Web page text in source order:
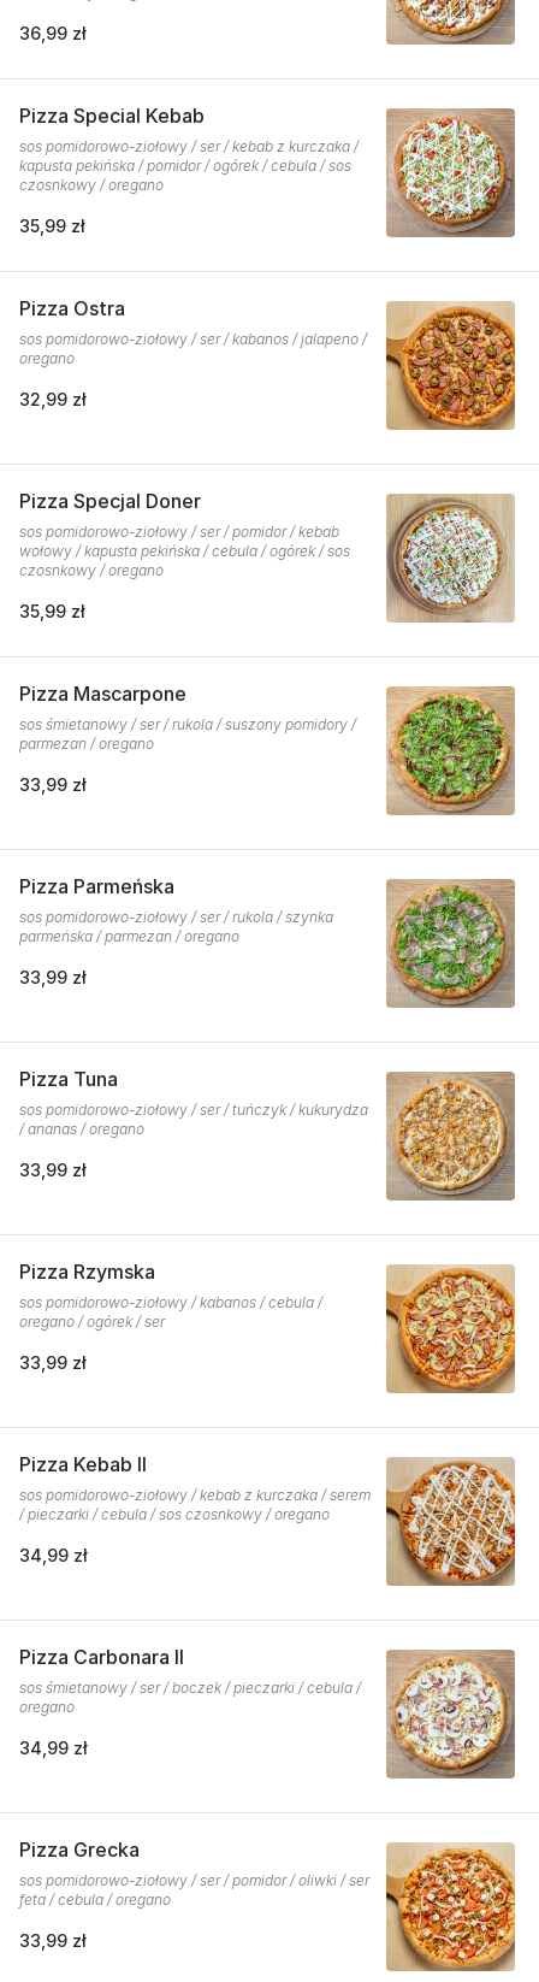
36,99 zł
Pizza Special Kebab
sos pomidorowo-ziołowy / ser / kebab z kurczaka /
kapusta pekińska / pomidor / ogórek / cebula / sos
czosnkowy / oregano
35,99 zł
Pizza Ostra
sos pomidorowo-ziołowy / ser / kabanos / jalapeno /
oregano
32,99 zł
Pizza Specjal Doner
sos pomidorowo-ziołowy / ser / pomidor / kebab
wołowy / kapusta pekińska / cebula / ogórek / sos
czosnkowy / oregano
35,99 zł
Pizza Mascarpone
sos śmietanowy / ser / rukola / suszony pomidory /
parmezan / oregano
33,99 zł
Pizza Parmeńska
sos pomidorowo-ziołowy / ser / rukola / szynka
parmeńska / parmezan / oregano
33,99 zł
Pizza Tuna
sos pomidorowo-ziołowy / ser / tuńczyk / kukurydza
/ ananas / oregano
33,99 zł
Pizza Rzymska
sos pomidorowo-ziołowy / kabanos / cebula /
oregano / ogórek / ser
33,99 zł
Pizza Kebab II
sos pomidorowo-ziołowy / kebab z kurczaka / serem
/ pieczarki / cebula / sos czosnkowy / oregano
34,99 zł
Pizza Carbonara II
sos śmietanowy / ser / boczek / pieczarki / cebula /
oregano
34,99 zł
Pizza Grecka
sos pomidorowo-ziołowy / ser / pomidor / oliwki / ser
feta / cebula / oregano
33,99 zł